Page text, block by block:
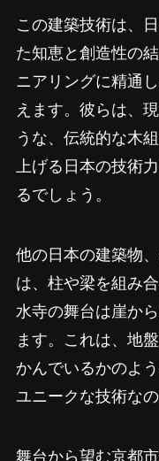
この建築技術は、
た知恵と創造性の
ニアリングに精通
えます。彼らは、
うな、伝統的な木
上げる日本の技術
るでしょう。
他の日本の建築物
は、柱や梁を組み
水寺の舞台は崖か
ます。これは、地
かんでいるかのよ
ユニークな技術なの
舞台から望む京都